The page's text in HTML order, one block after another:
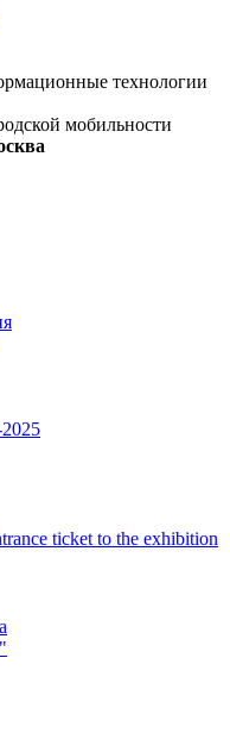
технологии
мобильности
ticket to the exhibition